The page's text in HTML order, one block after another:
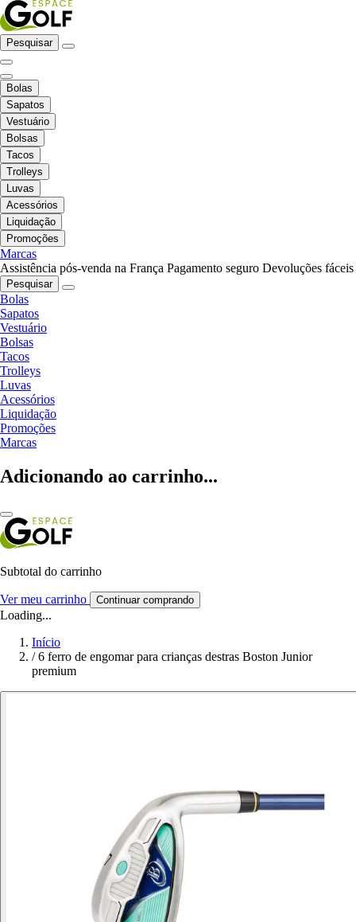
Pesquisar
Bolas
Sapatos
Vestuário
Bolsas
Tacos
Trolleys
Luvas
Acessórios
Liquidação
Promoções
Marcas
Assistência pós-venda na França Pagamento seguro Devoluções fáceis
Pesquisar
Bolas
Sapatos
Vestuário
Bolsas
Tacos
Trolleys
Luvas
Acessórios
Liquidação
Promoções
Marcas
Adicionando ao carrinho...
Subtotal do carrinho
Ver meu carrinho Continuar comprando
Loading...
Início
/ 6 ferro de engomar para crianças destras Boston Junior
premium